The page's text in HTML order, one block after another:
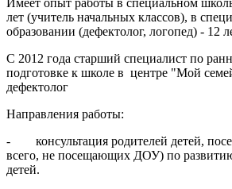
Имеет опыт работы в специальном
лет (учитель начальных классов), в
образовании (дефектолог, логопед) - 12
С 2012 года старший специалист по
подготовке к школе в центре "Мой
дефектолог
Направления работы:
- консультация родителей детей,
всего, не посещающих ДОУ) по
детей.